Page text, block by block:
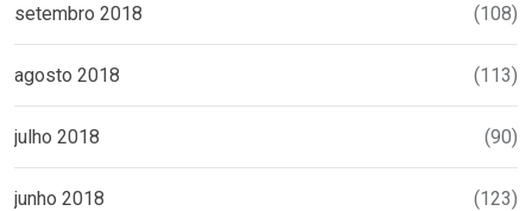
setembro 2018 (108)
agosto 2018 (113)
julho 2018 (90)
junho 2018 (123)